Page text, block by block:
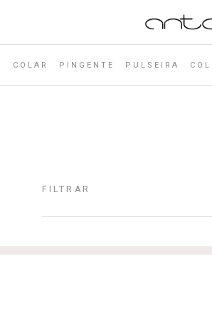
COLAR PINGENTE PULSEIRA
FILTRAR